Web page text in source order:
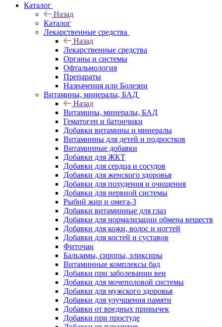
Каталог
Назад
Каталог
Лекарственные средства
Назад
Лекарственные средства
Органы и системы
Офтальмология
Препараты
Назначения или Болезни
Витамины, минералы, БАД
Назад
Витамины, минералы, БАД
Гематоген и батончики
Добавки витамины и минералы
Витаминны для детей и подростков
Витаминные добавки
Добавки для ЖКТ
Добавки для сердца и сосудов
Добавки для женского здоровья
Добавки для похудения и очищения
Добавки для нервной системы
Рыбий жир и омега-3
Добавки витаминные для глаз
Добавки для нормализации обмена веществ
Добавки для кожи, волос и ногтей
Добавки для костей и суставов
Фиточаи
Бальзамы, сиропы, эликсиры
Витаминные комплексы бад
Добавки при заболевании вен
Добавки для мочеполовой системы
Добавки для мужского здоровья
Добавки для улучшения памяти
Добавки от вредных привычек
Добавки при простуде